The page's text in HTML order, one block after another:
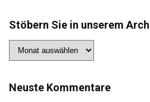
Stöbern Sie in unserem
Sie
Archiv
Neuste Kommentare